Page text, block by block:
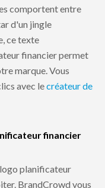
comportent entre
d'un jingle
ce texte
financier permet
marque. Vous
avec lecréateur de
financier
planificateur
BrandCrowd vous